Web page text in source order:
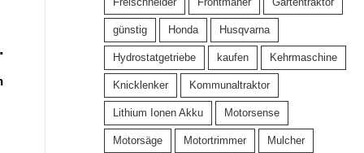
günstig Honda Husqvarna
Hydrostatgetriebe kaufen Kehrmaschine
Knicklenker Kommunaltraktor
Lithium Ionen Akku Motorsense
Motorsäge Motortrimmer Mulcher